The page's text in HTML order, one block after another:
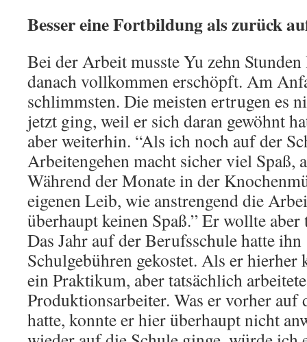
Besser eine Fortbildung als zurück
Bei der Arbeit musste Yu zehn
danach vollkommen erschöpft. Am
schlimmsten. Die meisten ertrugen es
jetzt ging, weil er sich daran gewöhnt
aber weiterhin. “Als ich noch auf der
Arbeitengehen macht sicher viel Spaß,
Während der Monate in der
eigenen Leib, wie anstrengend die
überhaupt keinen Spaß.” Er wollte
Das Jahr auf der Berufsschule hatte
Schulgebühren gekostet. Als er hierher
ein Praktikum, aber tatsächlich
Produktionsarbeiter. Was er vorher auf
hatte, konnte er hier überhaupt nicht